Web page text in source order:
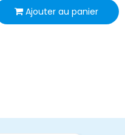
Ajouter au panier